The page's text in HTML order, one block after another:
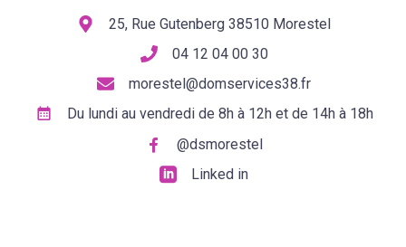
25, Rue Gutenberg 38510 Morestel
04 12 04 00 30
morestel@domservices38.fr
Du lundi au vendredi de 8h à 12h et de 14h à 18h
@dsmorestel
Linked in